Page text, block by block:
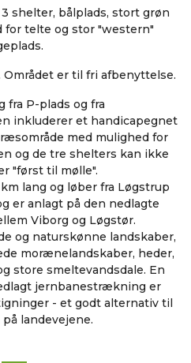
shelter, bålplads, stort grøn
for telte og stor "western"
er til fri afbenyttelse.
fra P-plads og fra
inkluderer et handicapegnet
med mulighed for
og de tre shelters kan ikke
"først til mølle".
lang og løber fra Løgstrup
er anlagt på den nedlagte
Viborg og Løgstør.
og naturskønne landskaber,
morænelandskaber, heder,
store smeltevandsdale. En
jernbanestrækning er
- et godt alternativ til
landevejene.